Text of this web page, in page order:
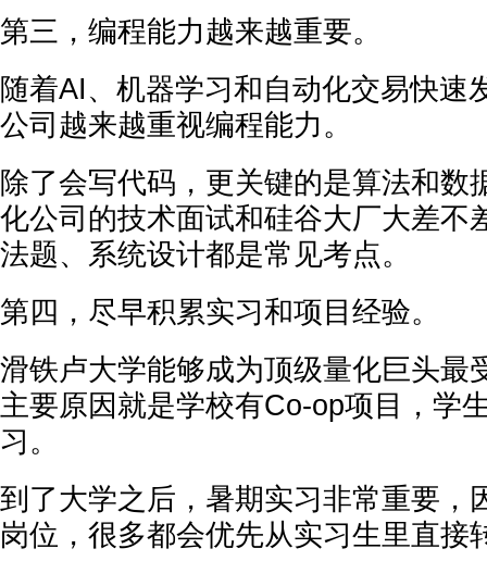
第三，编程能力越来越重要。
随着AI、机器学习和自动化交易快速
公司越来越重视编程能力。
除了会写代码，更关键的是算法和数
化公司的技术面试和硅谷大厂大差不
法题、系统设计都是常见考点。
第四，尽早积累实习和项目经验。
滑铁卢大学能够成为顶级量化巨头最
主要原因就是学校有Co-op项目，学
习。
到了大学之后，暑期实习非常重要，
岗位，很多都会优先从实习生里直接